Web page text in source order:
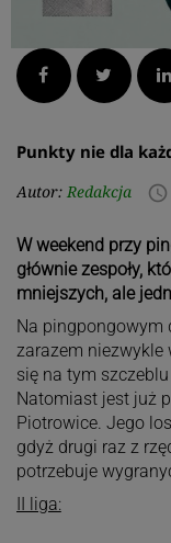
Facebook Twitter
Punkty nie dla
Autor: Redakcja access_time
W weekend przy
głównie zespoły,
mniejszych, ale
Na pingpongowym
zarazem niezwykle
się na tym
Natomiast jest już
Piotrowice. Jego
gdyż drugi raz z
potrzebuje
II liga: